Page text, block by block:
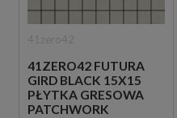
41ZERO42 FUTURA
GIRD BLACK 15X15
PŁYTKA GRESOWA
PATCHWORK